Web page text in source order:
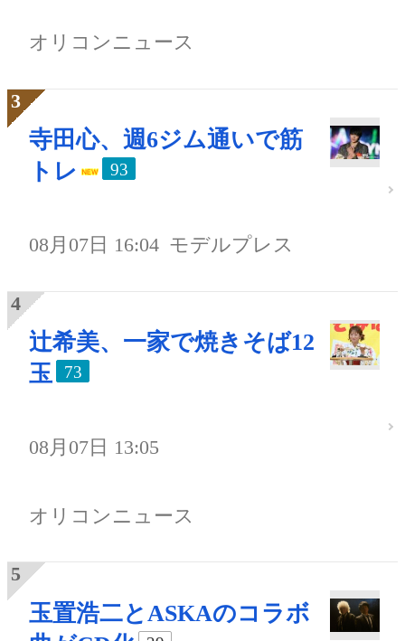
オリコンニュース
寺田心、週6ジム通いで筋
トレ
93
08月07日 16:04 モデルプレス
辻希美、一家で焼きそば12
玉
73
08月07日 13:05
オリコンニュース
玉置浩二とASKAのコラボ